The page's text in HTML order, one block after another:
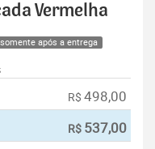
Vermelha
após a entrega
R$ 498,00
R$ 537,00